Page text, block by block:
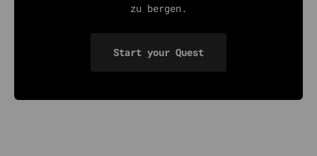
zu bergen.
Start your Quest